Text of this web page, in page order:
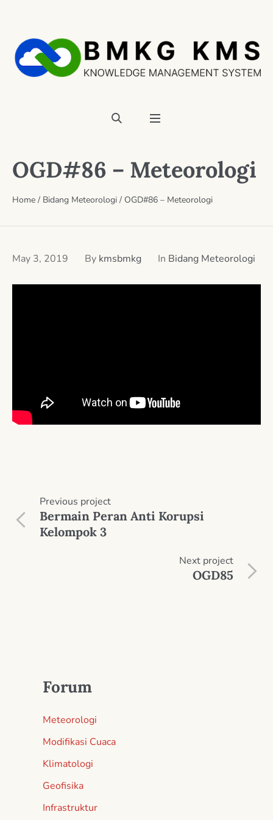
OGD#86 – Meteorologi
Home / Bidang Meteorologi / OGD#86 – Meteorologi
May 3, 2019 By kmsbmkg In Bidang Meteorologi
Previous project
Bermain Peran Anti Korupsi
Kelompok 3
Next project
OGD85
Forum
Meteorologi
Modifikasi Cuaca
Klimatologi
Geofisika
Infrastruktur